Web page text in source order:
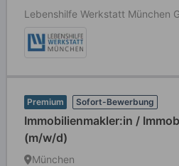
Lebenshilfe Werkstatt München
Premium Sofort-Bewerbung
Immobilienmakler:in /
(m/w/d)
München